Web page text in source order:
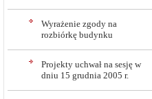
Wyrażenie zgody na
rozbiórkę budynku
Projekty uchwał na sesję w
dniu 15 grudnia 2005 r.